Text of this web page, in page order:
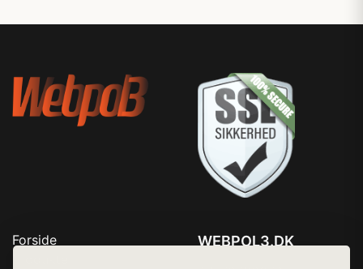
Forside
WEBPOL3.DK